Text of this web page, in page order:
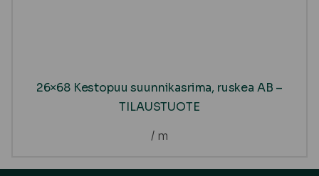
26×68 Kestopuu suunnikasrima, ruskea AB –
TILAUSTUOTE
/ m